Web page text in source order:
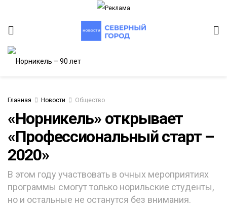
Главная Новости Общество
«Норникель» открывает
«Профессиональный старт –
2020»
В этом году участвовать в очных мероприятиях
программы смогут только норильские студенты,
но и остальные не останутся без внимания.